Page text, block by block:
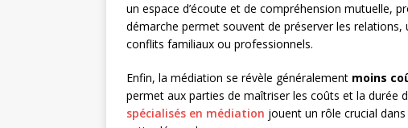
un espace d’écoute et de compréhension mutuelle,
démarche permet souvent de préserver les
conflits familiaux ou professionnels.
Enfin, la médiation se révèle généralement moins
permet aux parties de maîtriser les coûts et la durée
spécialisés en médiation jouent un rôle crucial